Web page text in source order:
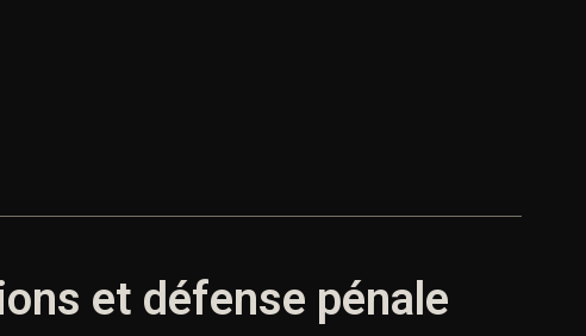
et défense pénale